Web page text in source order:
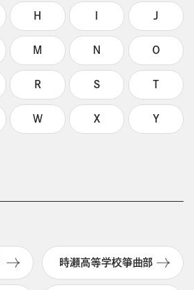
H J
M N O
R S T
W X Y
時瀬高等学校箏曲部